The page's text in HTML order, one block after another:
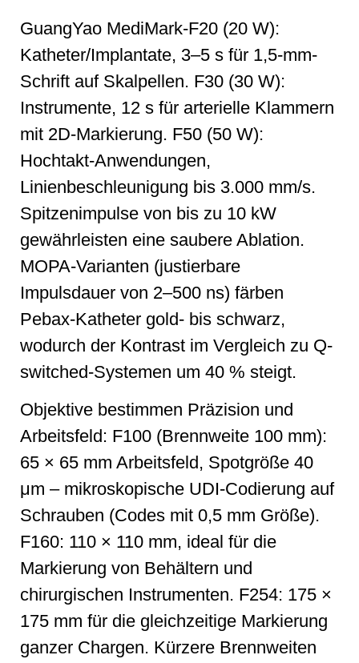
GuangYao MediMark-F20 (20 W):
Katheter/Implantate, 3–5 s für 1,5-mm-
Schrift auf Skalpellen. F30 (30 W):
Instrumente, 12 s für arterielle Klammern
mit 2D-Markierung. F50 (50 W):
Hochtakt-Anwendungen,
Linienbeschleunigung bis 3.000 mm/s.
Spitzenimpulse von bis zu 10 kW
gewährleisten eine saubere Ablation.
MOPA-Varianten (justierbare
Impulsdauer von 2–500 ns) färben
Pebax-Katheter gold- bis schwarz,
wodurch der Kontrast im Vergleich zu Q-
switched-Systemen um 40 % steigt.
Objektive bestimmen Präzision und
Arbeitsfeld: F100 (Brennweite 100 mm):
65 × 65 mm Arbeitsfeld, Spotgröße 40
μm – mikroskopische UDI-Codierung auf
Schrauben (Codes mit 0,5 mm Größe).
F160: 110 × 110 mm, ideal für die
Markierung von Behältern und
chirurgischen Instrumenten. F254: 175 ×
175 mm für die gleichzeitige Markierung
ganzer Chargen. Kürzere Brennweiten